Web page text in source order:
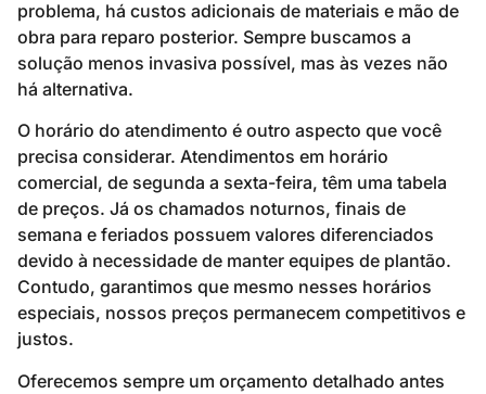
problema, há custos adicionais de materiais e mão de
obra para reparo posterior. Sempre buscamos a
solução menos invasiva possível, mas às vezes não
há alternativa.
O horário do atendimento é outro aspecto que você
precisa considerar. Atendimentos em horário
comercial, de segunda a sexta-feira, têm uma tabela
de preços. Já os chamados noturnos, finais de
semana e feriados possuem valores diferenciados
devido à necessidade de manter equipes de plantão.
Contudo, garantimos que mesmo nesses horários
especiais, nossos preços permanecem competitivos e
justos.
Oferecemos sempre um orçamento detalhado antes